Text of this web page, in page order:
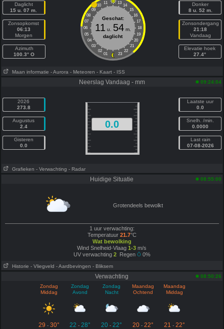
Daglicht
15 u. 07 m.
Zonsopkomst
06:13
Morgen
Azimuth
100.3° O
11 13
10
14
09
15
08
16
07
17
06
18
05
19
04
20
03
21
02
22
01 23
Geschat:
11 u. 54m.
daglicht
Donker
8 u. 52 m.
Zonsondergang
21:18
Vandaag
Elevatie hoek
27.4°
Maan informatie - Aurora - Meteoren - Kaart - ISS
Neerslag Vandaag - mm 09:24:04
2026
273.8
Augustus
2.4
Gisteren
0.0
0.0
Laatste uur
0.0
Snelh. /min.
0.0000
Last rain
07-08-2026
Grafieken - Verwachting - Radar
Huidige Situatie 08:55:00
Grotendeels bewolkt
1 uur verwachting:
Temperatuur 21.7°C
Wat bewolking
Wind Snelheid-Vlaag 1-3 m/s
UV verwachting 2Regen 0%
Historie - Vliegveld - Aardbevingen - Bliksem
Verwachting
08:50:26
Zondag
Middag
Zondag
Avond
Zondag
Nacht
Maandag
Ochtend
Maandag
Middag
29 - 30° 22 - 28° 20 - 22° 20 -22° 21 -22°